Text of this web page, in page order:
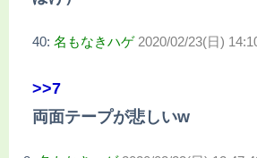
40: 名もなきハゲ 2020/02/23(日)
>>7
両面テープが悲しいw